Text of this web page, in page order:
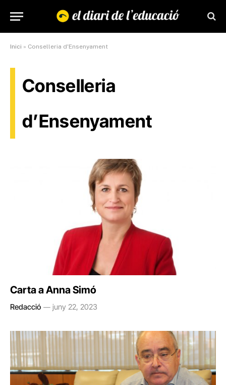
Inici » Conselleria d'Ensenyament
Conselleria
d’Ensenyament
Carta a Anna Simó
Redacció juny 22, 2023